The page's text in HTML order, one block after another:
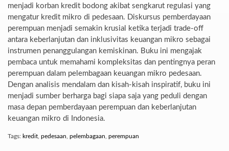
menjadi korban kredit bodong akibat sengkarut regulasi yang
mengatur kredit mikro di pedesaan. Diskursus pemberdayaan
perempuan menjadi semakin krusial ketika terjadi trade-off
antara keberlanjutan dan inklusivitas keuangan mikro sebagai
instrumen penanggulangan kemiskinan. Buku ini mengajak
pembaca untuk memahami kompleksitas dan pentingnya peran
perempuan dalam pelembagaan keuangan mikro pedesaan.
Dengan analisis mendalam dan kisah-kisah inspiratif, buku ini
menjadi sumber berharga bagi siapa saja yang peduli dengan
masa depan pemberdayaan perempuan dan keberlanjutan
keuangan mikro di Indonesia.
Tags: kredit pedesaan pelembagaan perempuan